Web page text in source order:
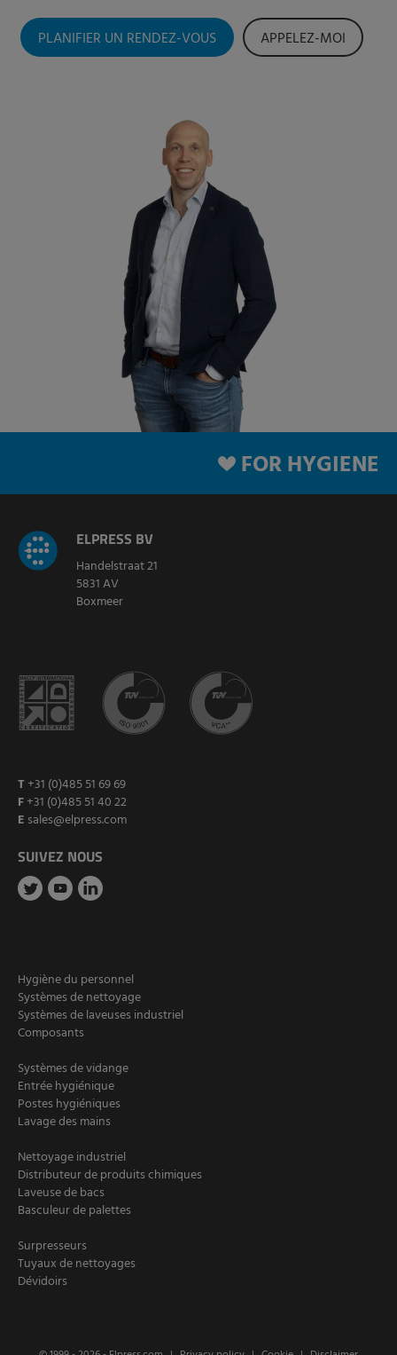
PLANIFIER UN RENDEZ-VOUS APPELEZ-MOI
FOR HYGIENE
ELPRESS BV
Handelstraat 21
5831 AV
Boxmeer
T +31 (0)485 51 69 69
F+31 (0)485 51 40 22
E sales@elpress.com
SUIVEZ NOUS
Hygiène du personnel
Systèmes de nettoyage
Systèmes de laveuses industriel
Composants
Systèmes de vidange
Entrée hygiénique
Postes hygiéniques
Lavage des mains
Nettoyage industriel
Distributeur de produits chimiques
Laveuse de bacs
Basculeur de palettes
Surpresseurs
Tuyaux de nettoyages
Dévidoirs